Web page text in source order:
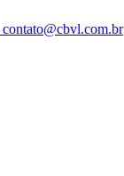
contato@cbvl.com.br